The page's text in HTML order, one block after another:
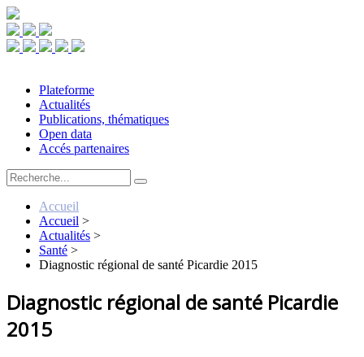
Plateforme
Actualités
Publications, thématiques
Open data
Accés partenaires
Accueil
Accueil >
Actualités >
Santé >
Diagnostic régional de santé Picardie 2015
Diagnostic régional de santé Picardie
2015